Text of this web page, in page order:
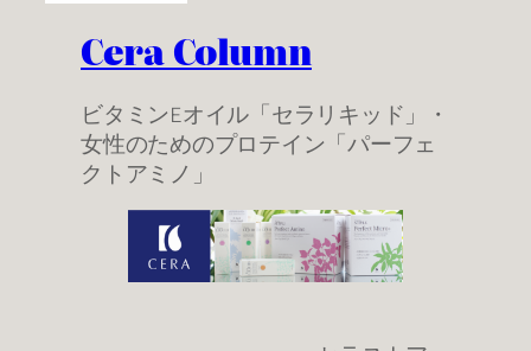
Cera Column
ビタミンEオイル「セラリキッド」・
女性のためのプロテイン「パーフェ
クトアミノ」